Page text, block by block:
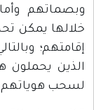
وبصماتهم
خلالها يمكن
إقامتهم؛
الذين يحملون
لسحب